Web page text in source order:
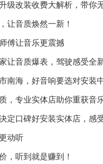
级改装收费大解析，带你
让音质焕然一新！
傅让音乐更震撼
让音质爆表，驾驶感受全
南海，好音响要选对安装
，专业实体店助你重获音
定口碑好安装实体店，感
动听
，听到就是赚到！